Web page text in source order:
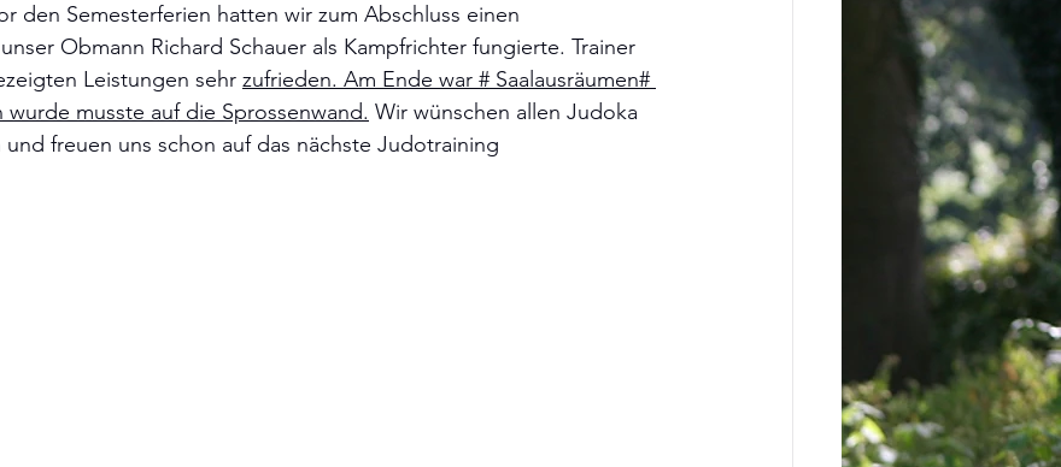
den Semesterferien hatten wir zum Abschluss einen
Obmann Richard Schauer als Kampfrichter fungierte. Trainer
Leistungen sehr zufrieden. Am Ende war # Saalausräumen#
musste auf die Sprossenwand. Wir wünschen allen Judoka
freuen uns schon auf das nächste Judotraining